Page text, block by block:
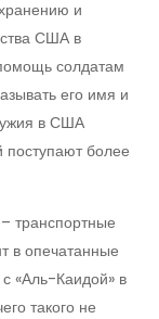
и
США в
солдатам
его имя и
в США
поступают более
транспортные
в опечатанные
«Аль-Каидой» в
такого не